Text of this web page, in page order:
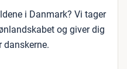
i Danmark? Vi tager
og giver dig
danskerne.